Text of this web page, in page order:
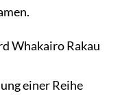
Whakairo Rakau
einer Reihe